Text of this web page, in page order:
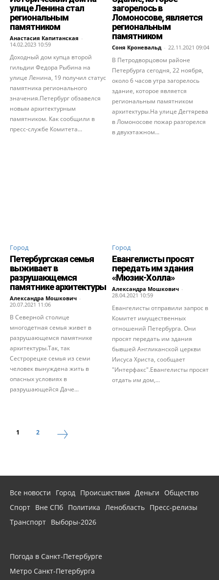
улице Ленина стал
региональным
памятником
Анастасия Капитанская -
14.02.2023 10:59
Доходный дом купца второй
гильдии Федора Рыбина на
улице Ленина, 19 получил статус
памятника регионального
значения.Петербург обзавелся
новым архитектурным
памятником. Как сообщили в
пресс-службе Комитета...
загорелось в
Ломоносове, является
региональным
памятником
Соня Кроневальд - 22.11.2021 09:04
В Петродворцовом районе
Петербурга сегодня, 22 ноября,
около 6 часов утра загорелось
здание, которое является
региональным памятником
архитектуры.На улице Дегтярева
в Ломоносове пожар разгорелся
в двухэтажном...
Город
Петербургская семья
выживает в
разрушающемся
памятнике архитектуры
Александра Мошкович -
20.07.2021 11:06
В Северной столице
многодетная семья живет в
разрушающемся памятнике
архитектуры.Так, так
Сестрорецке семья из семи
человек вынуждена жить в
опасных условиях в
разрушающейся Даче...
Город
Евангелисты просят
передать им здания
«Мюзик-Холла»
Александра Мошкович -
28.04.2021 10:59
Евангелисты отправили запрос в
Комитет имущественных
отношений Петербурга. Они
просят передать им здания
бывшей Англиканской церкви
Иисуса Христа, сообщает
"Интерфакс".Евангелисты просят
отдать им дом,...
1 2
Все новости Город Происшествия Деньги
Общество
Спорт Вне СПб Политика Ленобласть Пресс-релизы
Транспорт Выборы-2026
Погода в Санкт-Петербурге
Метро Санкт-Петербурга